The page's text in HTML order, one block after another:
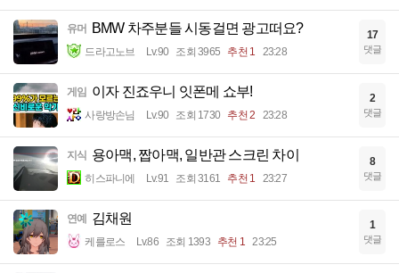
유머 BMW 차주분들 시동걸면 광고떠요?
드라고노브 Lv.90 조회 3965 추천 1 23:28
17
댓글
게임 이자 진죠우니 잇폰메 쇼부!
사랑방손님 Lv.90 조회 1730 추천 2 23:28
2
댓글
지식 용아맥, 짭아맥, 일반관 스크린 차이
히스파니에 Lv.91 조회 3161 추천 1 23:27
8
댓글
연예 김채원
케를로스 Lv.86 조회 1393 추천 1 23:25
1
댓글